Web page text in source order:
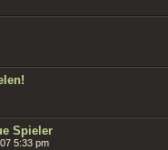
Spieler
5:33 pm